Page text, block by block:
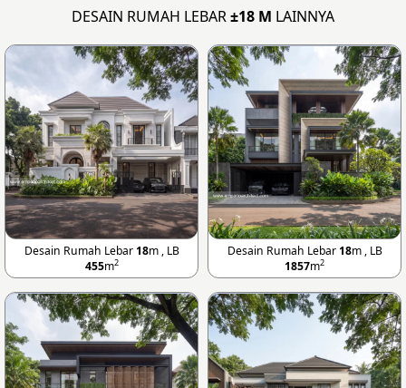
DESAIN RUMAH LEBAR±18 M LAINNYA
Desain Rumah Lebar 18m , LB
455m2
Desain Rumah Lebar 18m , LB
1857m2